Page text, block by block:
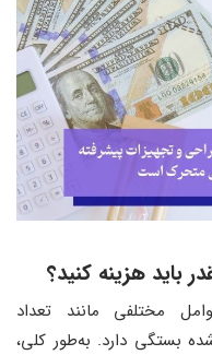
باید هزینه کنید؟
مختلفی مانند تعداد
بستگی دارد. به‌طور کلی،